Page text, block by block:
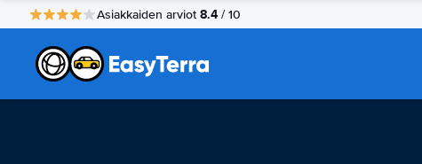
Asiakkaiden arviot 8.4 / 10